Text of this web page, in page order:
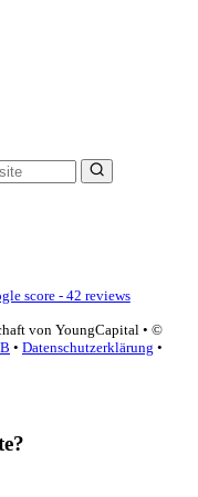
score - 42 reviews
von YoungCapital • ©
• Datenschutzerklärung •